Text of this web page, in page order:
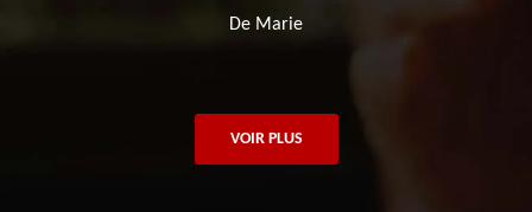
De Marie
VOIR PLUS